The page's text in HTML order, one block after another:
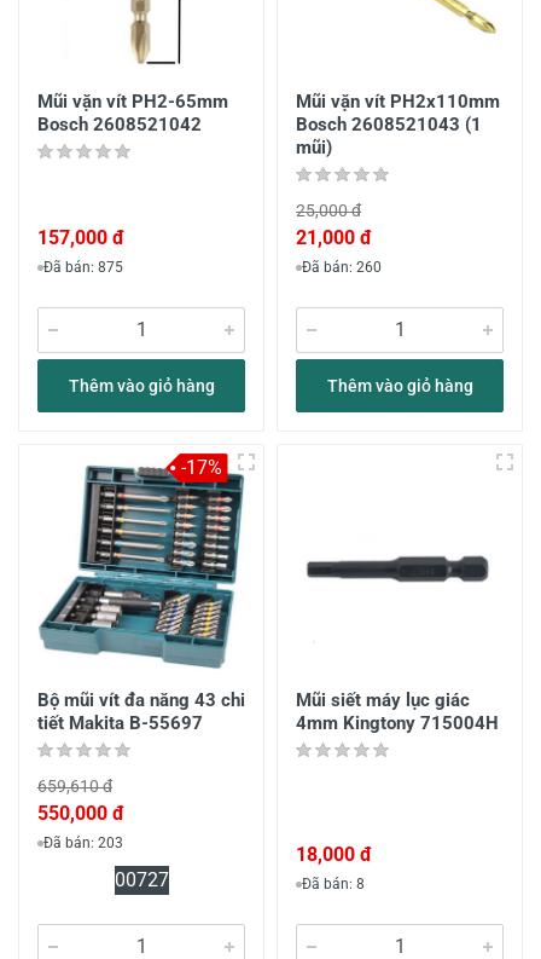
Mũi vặn vít PH2-65mm
Bosch 2608521042
157,000 đ
Đã bán: 875
Thêm vào giỏ hàng
Mũi vặn vít PH2x110mm
Bosch 2608521043 (1
mũi)
25,000 đ
21,000 đ
Đã bán: 260
Thêm vào giỏ hàng
Bộ mũi vít đa năng 43 chi
tiết Makita B-55697
659,610 đ
550,000 đ
Đã bán: 203
00727
-17%
Mũi siết máy lục giác
4mm Kingtony 715004H
18,000 đ
Đã bán: 8